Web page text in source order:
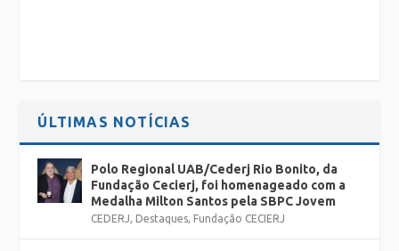
ÚLTIMAS NOTÍCIAS
Polo Regional UAB/Cederj Rio Bonito, da
Fundação Cecierj, foi homenageado com a
Medalha Milton Santos pela SBPC Jovem
CEDERJ, Destaques, Fundação CECIERJ